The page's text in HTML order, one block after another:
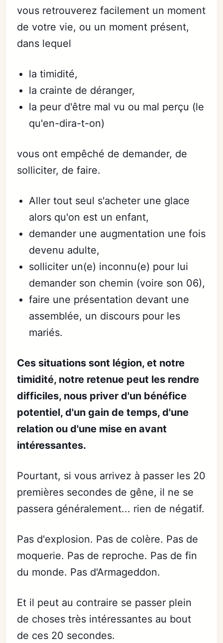
vous retrouverez facilement un moment
de votre vie, ou un moment présent,
dans lequel
la timidité,
la crainte de déranger,
la peur d'être mal vu ou mal perçu (le
qu'en-dira-t-on)
vous ont empêché de demander, de
solliciter, de faire.
Aller tout seul s'acheter une glace
alors qu'on est un enfant,
demander une augmentation une fois
devenu adulte,
solliciter un(e) inconnu(e) pour lui
demander son chemin (voire son 06),
faire une présentation devant une
assemblée, un discours pour les
mariés.
Ces situations sont légion, et notre
timidité, notre retenue peut les rendre
difficiles, nous priver d'un bénéfice
potentiel, d'un gain de temps, d'une
relation ou d'une mise en avant
intéressantes.
Pourtant, si vous arrivez à passer les 20
premières secondes de gêne, il ne se
passera généralement... rien de négatif.
Pas d'explosion. Pas de colère. Pas de
moquerie. Pas de reproche. Pas de fin
du monde. Pas d'Armageddon.
Et il peut au contraire se passer plein
de choses très intéressantes au bout
de ces 20 secondes.